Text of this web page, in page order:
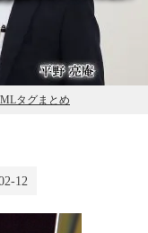
タグまとめ
12